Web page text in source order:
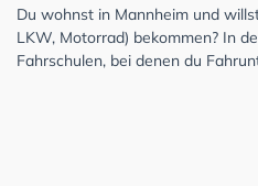
Du wohnst in Mannheim und
LKW, Motorrad) bekommen? In
Fahrschulen, bei denen du